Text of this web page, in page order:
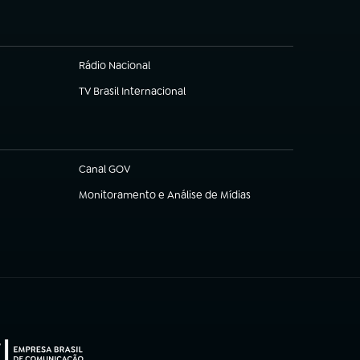
Rádio Nacional
TV Brasil Internacional
(abre em nova aba)
Canal GOV
(abre em nova aba)
Monitoramento e Análise de Mídias
(abre em nova aba)